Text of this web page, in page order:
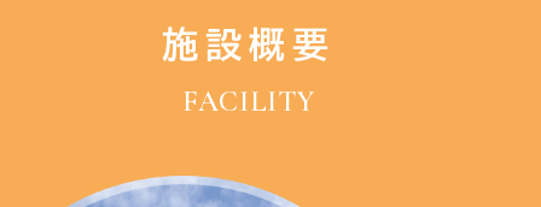
施設概要
FACILITY